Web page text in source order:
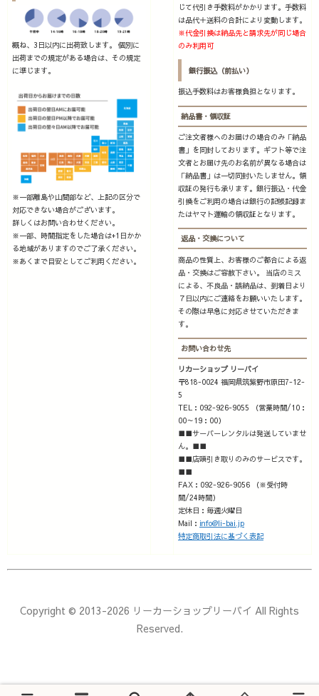
概ね、3日以内に出荷致します。 個別に
出荷までの規定がある場合は、その規定
に準じます。
※一部離島や山間部など、上記の区分で
対応できない場合がございます。
詳しくはお問い合わせください。
※一部、時間指定をした場合は+1日かか
る地域がありますのでご了承ください。
※あくまで目安としてご利用ください。
じて代引き手数料がかかります。手数料
は品代＋送料の合計により変動します。
※代金引換は納品先と請求先が同じ場合
のみ利用可
銀行振込（前払い）
振込手数料はお客様負担となります。
納品書・領収証
ご注文者様へのお届けの場合のみ「納品
書」を同封しております。ギフト等で注
文者とお届け先のお名前が異なる場合は
「納品書」は一切同封いたしません。領
収証の発行も承ります。銀行振込・代金
引換をご利用の場合は銀行の記帳記録ま
たはヤマト運輸の領収証となります。
返品・交換について
商品の性質上、お客様のご都合による返
品・交換はご容赦下さい。 当店のミス
による、不良品・誤納品は、到着日より
７日以内にご連絡をお願いいたします。
その際は早急に対応させていただきま
す。
お問い合わせ先
リカーショップ リーバイ
〒818-0024 福岡県筑紫野市原田7-12-
5
TEL：092-926-9055 （営業時間/10：
00～19：00）
■■サーバーレンタルは発送していませ
ん。■■
■■店頭引き取りのみのサービスです。
■■
FAX：092-926-9056 （※受付時
間/24時間）
定休日：毎週火曜日
Mail： info@li-bai.jp
特定商取引法に基づく表記
Copyright © 2013-2026 リーカーショップリーバイ All Rights
Reserved.